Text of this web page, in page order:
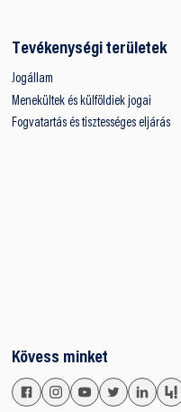
Tevékenységi területek
Jogállam
Menekültek és külföldiek jogai
Fogvatartás és tisztességes eljárás
Kövess minket